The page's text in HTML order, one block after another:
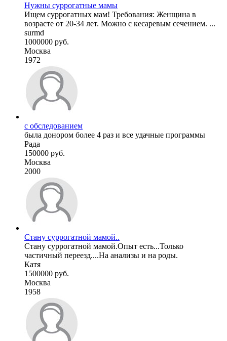
Нужны суррогатные мамы
Ищем суррогатных мам! Требования: Женщина в
возрасте от 20-34 лет. Можно с кесаревым сечением. ...
surmd
1000000 руб.
Москва
1972
с обследованием
была донором более 4 раз и все удачные программы
Рада
150000 руб.
Москва
2000
Стану суррогатной мамой..
Стану суррогатной мамой.Опыт есть...Только
частичный переезд....На анализы и на роды.
Катя
1500000 руб.
Москва
1958